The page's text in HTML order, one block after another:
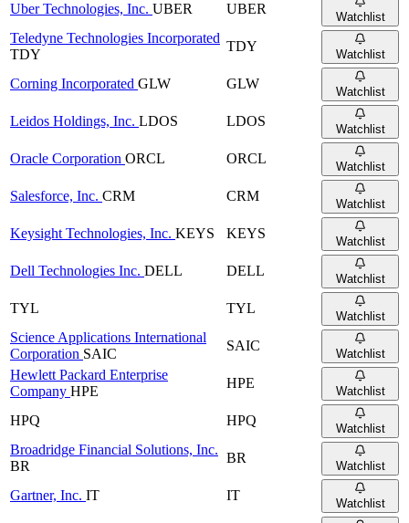
Uber Technologies, Inc. UBER UBER
Watchlist
Teledyne Technologies Incorporated
TDY
TDY
Watchlist
Corning Incorporated GLW GLW
Watchlist
Leidos Holdings, Inc. LDOS LDOS
Watchlist
Oracle Corporation ORCL ORCL
Watchlist
Salesforce, Inc. CRM CRM
Watchlist
Keysight Technologies, Inc. KEYS KEYS
Watchlist
Dell Technologies Inc. DELL DELL
Watchlist
TYL TYL
Watchlist
Science Applications International
Corporation SAIC
SAIC
Watchlist
Hewlett Packard Enterprise
Company HPE
HPE
Watchlist
HPQ HPQ
Watchlist
Broadridge Financial Solutions, Inc.
BR
BR
Watchlist
Gartner, Inc. IT IT
Watchlist